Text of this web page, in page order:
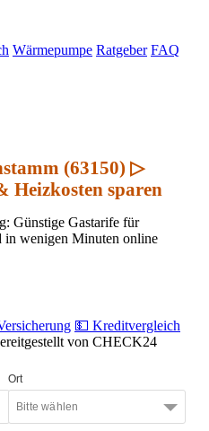
Wärmepumpe Ratgeber FAQ
(63150) ▷
Heizkosten sparen
Günstige Gastarife für
in wenigen Minuten online
💵 Kreditvergleich
von CHECK24